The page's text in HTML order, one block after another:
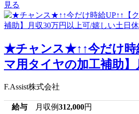
見る
★チャンス★↑↑今だけ時
マ用タイヤの加工補助】
F.Assist株式会社
給与 月収例312,000円